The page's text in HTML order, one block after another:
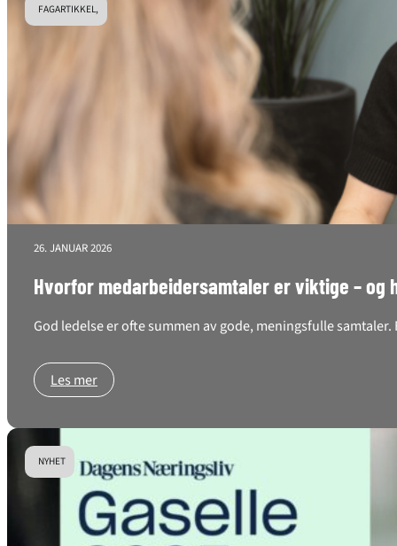
FAGARTIKKEL,
26. JANUAR 2026
Hvorfor medarbeidersamtaler er viktige – og
God ledelse er ofte summen av gode, meningsfulle
Les mer
NYHET